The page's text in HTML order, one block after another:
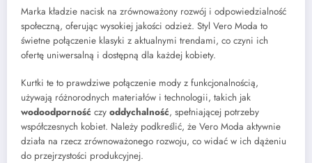
Marka kładzie nacisk na zrównoważony rozwój i odpowiedzialność
społeczną, oferując wysokiej jakości odzież. Styl Vero Moda to
świetne połączenie klasyki z aktualnymi trendami, co czyni ich
ofertę uniwersalną i dostępną dla każdej kobiety.
Kurtki te to prawdziwe połączenie mody z funkcjonalnością,
używają różnorodnych materiałów i technologii, takich jak
wodoodporność czy oddychalność, spełniającej potrzeby
współczesnych kobiet. Należy podkreślić, że Vero Moda aktywnie
działa na rzecz zrównoważonego rozwoju, co widać w ich dążeniu
do przejrzystości produkcyjnej.